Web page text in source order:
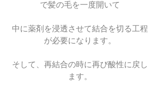
で髪の毛を一度開いて
中に薬剤を浸透させて結合を切る工程
が必要になります。
そして、再結合の時に再び酸性に戻し
ます。